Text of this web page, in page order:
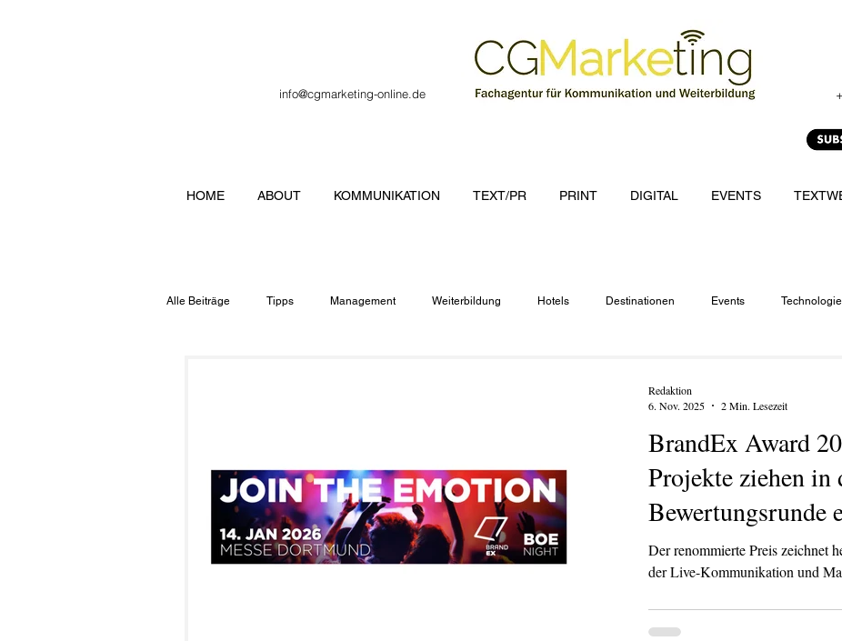
info@cgmarketing-online.de
Alle Beiträge Tipps Management Weiterbildung Hotels Destinationen Events Technologie
BrandEx Award
Projekte ziehen in
Bewertungsrunde
Der renommierte Preis zeichnet
der Live-Kommunikation und
Redaktion
6. Nov. 2025
2 Min. Lesezeit
HOME ABOUT KOMMUNIKATION TEXT/PR PRINT DIGITAL EVENTS